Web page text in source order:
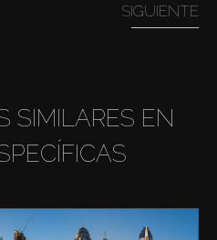
SIGUIENTE
SIMILARES EN